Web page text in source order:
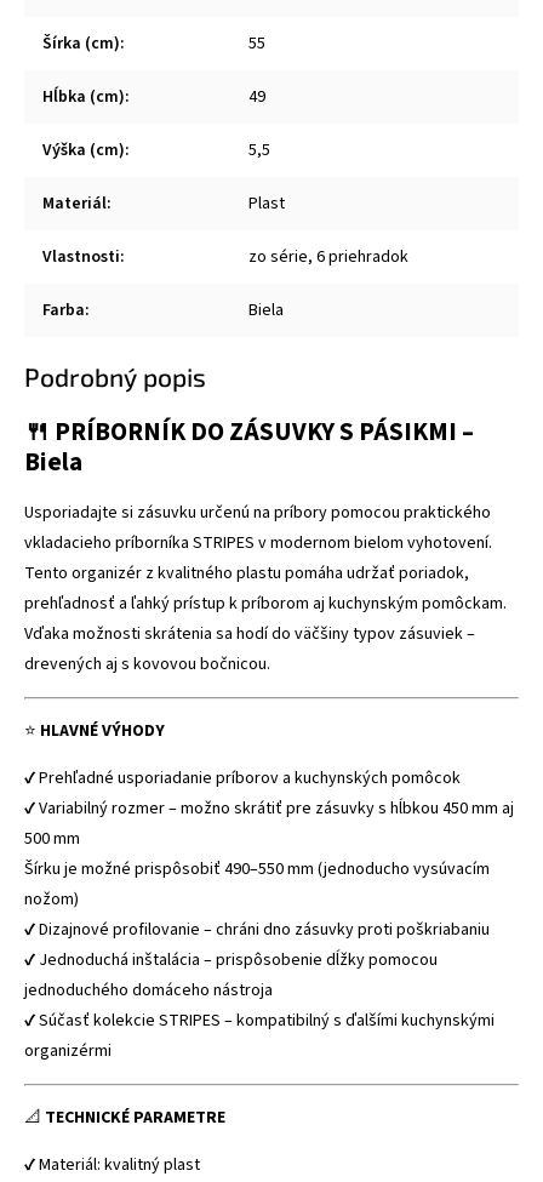
Šírka (cm): 55
Hĺbka (cm): 49
Výška (cm): 5,5
Materiál: Plast
Vlastnosti: zo série, 6 priehradok
Farba: Biela
Podrobný popis
🍴 PRÍBORNÍK DO ZÁSUVKY S PÁSIKMI –
Biela
Usporiadajte si zásuvku určenú na príbory pomocou praktického
vkladacieho príborníka STRIPES v modernom bielom vyhotovení.
Tento organizér z kvalitného plastu pomáha udržať poriadok,
prehľadnosť a ľahký prístup k príborom aj kuchynským pomôckam.
Vďaka možnosti skrátenia sa hodí do väčšiny typov zásuviek –
drevených aj s kovovou bočnicou.
⭐ HLAVNÉ VÝHODY
✔ Prehľadné usporiadanie príborov a kuchynských pomôcok
✔ Variabilný rozmer – možno skrátiť pre zásuvky s hĺbkou 450 mm aj
500 mm
Šírku je možné prispôsobiť 490–550 mm (jednoducho vysúvacím
nožom)
✔ Dizajnové profilovanie – chráni dno zásuvky proti poškriabaniu
✔ Jednoduchá inštalácia – prispôsobenie dĺžky pomocou
jednoduchého domáceho nástroja
✔ Súčasť kolekcie STRIPES – kompatibilný s ďalšími kuchynskými
organizérmi
📐 TECHNICKÉ PARAMETRE
✔ Materiál: kvalitný plast